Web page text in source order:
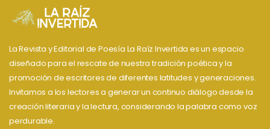
La Revista y Editorial de Poesía La Raíz Invertida es un espacio
diseñado para el rescate de nuestra tradición poética y la
promoción de escritores de diferentes latitudes y generaciones.
Invitamos a los lectores a generar un continuo diálogo desde la
creación literaria y la lectura, considerando la palabra como voz
perdurable.